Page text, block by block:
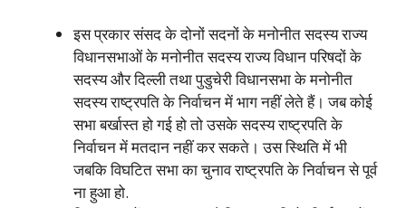
इस प्रकार संसद के दोनों सदनों के मनोनीत सदस्य राज्य
विधानसभाओं के मनोनीत सदस्य राज्य विधान परिषदों के
सदस्य और दिल्ली तथा पुडुचेरी विधानसभा के मनोनीत
सदस्य राष्ट्रपति के निर्वाचन में भाग नहीं लेते हैं। जब कोई
सभा बर्खास्त हो गई हो तो उसके सदस्य राष्ट्रपति के
निर्वाचन में मतदान नहीं कर सकते। उस स्थिति में भी
जबकि विघटित सभा का चुनाव राष्ट्रपति के निर्वाचन से पूर्व
ना हुआ हो.